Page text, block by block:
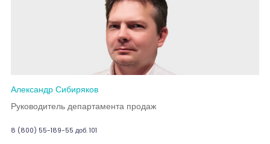
Александр Сибиряков
Руководитель департамента продаж
8 (800) 55-189-55 доб. 101